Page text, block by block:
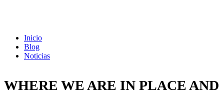
Inicio
Blog
Noticias
WHERE WE ARE IN PLACE AND